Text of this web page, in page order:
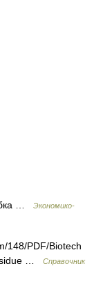
…
Экономико-
148/PDF/Biotech
…
Справочник